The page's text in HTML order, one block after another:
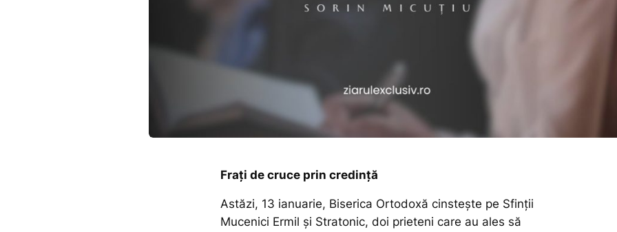
Frați de cruce prin credință
Astăzi, 13 ianuarie, Biserica Ortodoxă cinstește pe Sfinții
Mucenici Ermil și Stratonic, doi prieteni care au ales să